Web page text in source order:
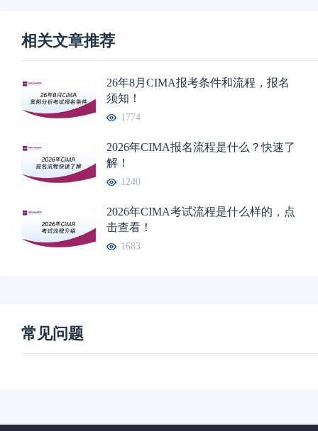
相关文章推荐
26年8月CIMA报考条件和流程，报名
须知！
1774
2026年CIMA报名流程是什么？快速了
解！
1240
2026年CIMA考试流程是什么样的，点
击查看！
1683
常见问题